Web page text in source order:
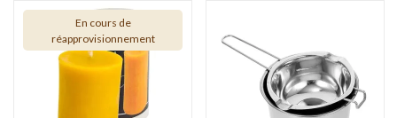
En cours de
réapprovisionnement